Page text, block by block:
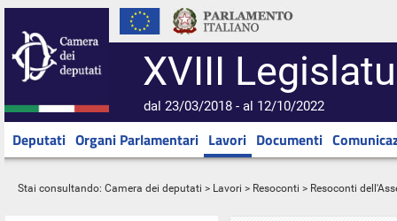
XVIII
dal 23/03/2018 - al 12/10/2022
Deputati Organi Parlamentari Lavori Documenti
Stai consultando: Camera dei deputati > Lavori > Resoconti > Resoconti